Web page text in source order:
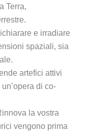
Terra,
e irradiare
spaziali, sia
artefici attivi
di co-
la vostra
vengono prima